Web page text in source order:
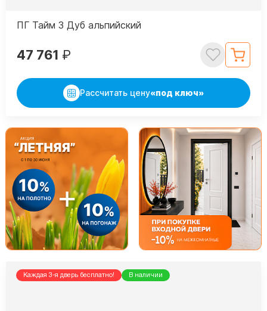
ПГ Тайм 3 Дуб альпийский
47 761 ₽
Рассчитать цену«под ключ»
Каждая 3-я дверь бесплатно! В наличии